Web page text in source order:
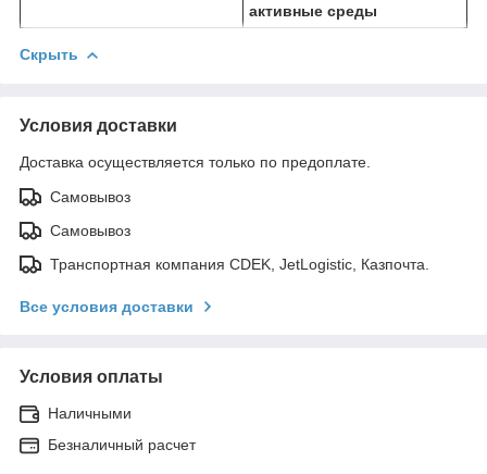
активные среды
Скрыть
Условия доставки
Доставка осуществляется только по предоплате.
Самовывоз
Самовывоз
Транспортная компания CDEK, JetLogistic, Казпочта.
Все условия доставки
Условия оплаты
Наличными
Безналичный расчет